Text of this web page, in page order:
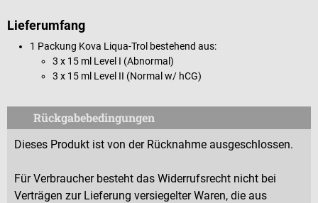
Lieferumfang
1 Packung Kova Liqua-Trol bestehend aus:
3 x 15 ml Level I (Abnormal)
3 x 15 ml Level II (Normal w/ hCG)
Rückgabebedingungen
Dieses Produkt ist von der Rücknahme ausgeschlossen.
Für Verbraucher besteht das Widerrufsrecht nicht bei
Verträgen zur Lieferung versiegelter Waren, die aus